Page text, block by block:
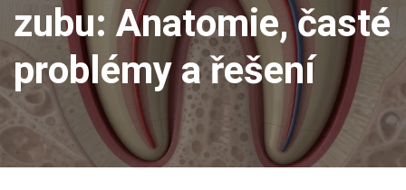
zubu: Anatomie, časté
problémy a řešení